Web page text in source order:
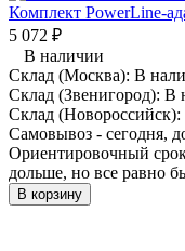
Комплект PowerLine-
5 072 ₽
В наличии
Склад (Москва): В
Склад (Звенигород): В
Склад (Новороссийск):
Самовывоз - сегодня,
Ориентировочный
дольше, но все равно
В корзину